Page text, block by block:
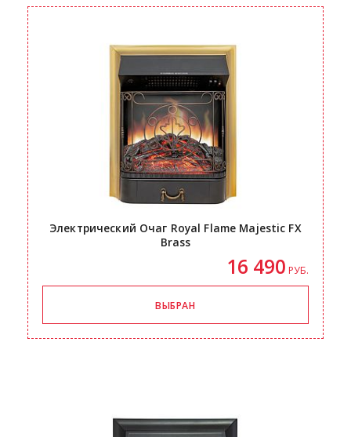
Электрический Очаг Royal Flame Majestic FX
Brass
16 490 РУБ.